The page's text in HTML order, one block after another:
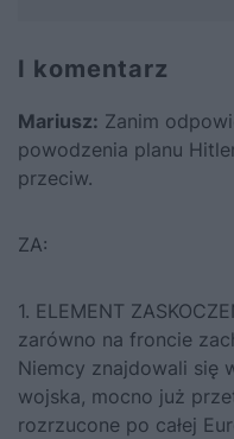
I komentarz
Mariusz: Zanim
powodzenia planu
przeciw.
ZA:
1. ELEMENT
zarówno na froncie
Niemcy znajdowali się
wojska, mocno już
rozrzucone po całej